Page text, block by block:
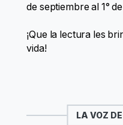
de septiembre al 1°
¡Que la lectura les
vida!
LA VOZ